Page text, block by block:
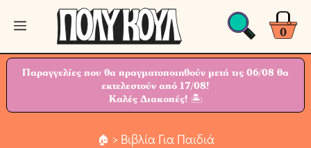
Μετάβαση
περιεχόμενο
0
Μενού
Παραγγελίες που θα πραγματοποιηθούν μετά τις 06/08 θα
εκτελεστούν από 17/08!
Καλές Διακοπές! 🏝
> Βιβλία Για Παιδιά